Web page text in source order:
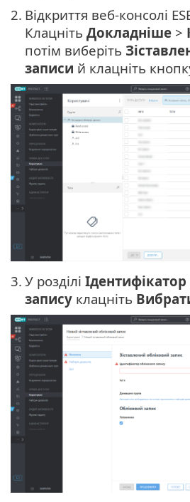
2. Відкриття веб-консолі
Клацніть Докладніше >
потім виберіть
записи й клацніть
3. У розділі
запису клацніть